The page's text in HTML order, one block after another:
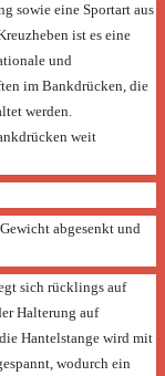
sowie eine Sportart aus
ist es eine
und
im Bankdrücken, die
werden.
weit
abgesenkt und
sich rücklings auf
Halterung auf
Hantelstange wird mit
wodurch ein